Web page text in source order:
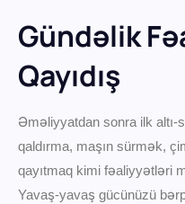
Gündəlik
Qayıdış
Əməliyyatdan sonra ilk altı-
qaldırma, maşın sürmək,
qayıtmaq kimi fəaliyyətləri
Yavaş-yavaş gücünüzü